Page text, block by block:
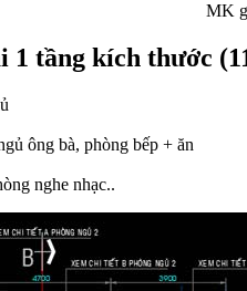
MK
1 tầng kích thước
ông bà, phòng bếp + ăn
nghe nhạc..